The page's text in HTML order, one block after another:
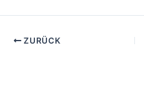
ZURÜCK